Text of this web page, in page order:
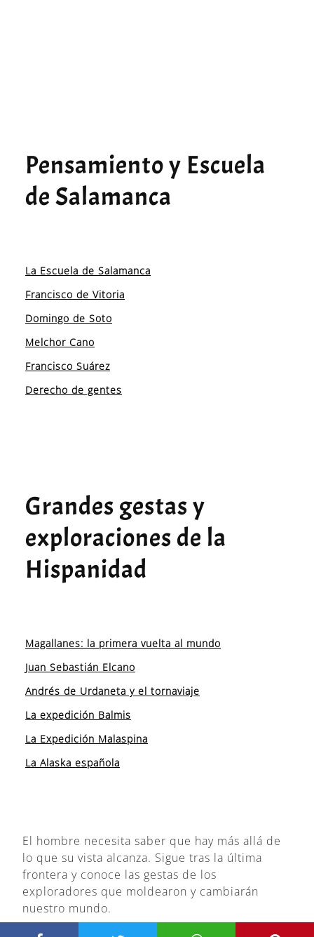
Pensamiento y Escuela
de Salamanca
La Escuela de Salamanca
Francisco de Vitoria
Domingo de Soto
Melchor Cano
Francisco Suárez
Derecho de gentes
Grandes gestas y
exploraciones de la
Hispanidad
Magallanes: la primera vuelta al mundo
Juan Sebastián Elcano
Andrés de Urdaneta y el tornaviaje
La expedición Balmis
La Expedición Malaspina
La Alaska española
El hombre necesita saber que hay más allá de
lo que su vista alcanza. Sigue tras la última
frontera y conoce las gestas de los
exploradores que moldearon y cambiarán
nuestro mundo.